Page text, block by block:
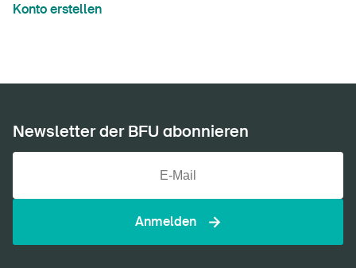
Konto erstellen
Newsletter der BFU abonnieren
Anmelden